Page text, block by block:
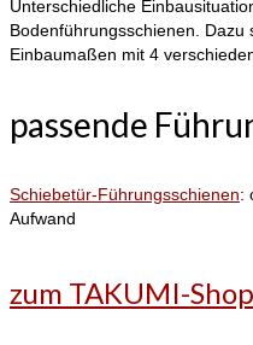
Unterschiedliche
Bodenführungsschienen. Dazu
Einbaumaßen mit 4
passende
Schiebetür-Führungsschienen:
Aufwand
zum TAKUMI-Shop